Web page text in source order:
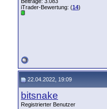
iTrader-Bewertung: (14)
22.04.2022, 19:09
bitsnake
Registrierter Benutzer